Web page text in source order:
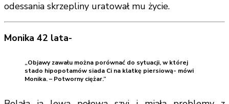
odessania skrzepliny uratował mu życie.
Monika 42 lata-
„Objawy zawału można porównać do sytuacji, w której
stado hipopotamów siada Ci na klatkę piersiową- mówi
Monika. – Potworny ciężar.”